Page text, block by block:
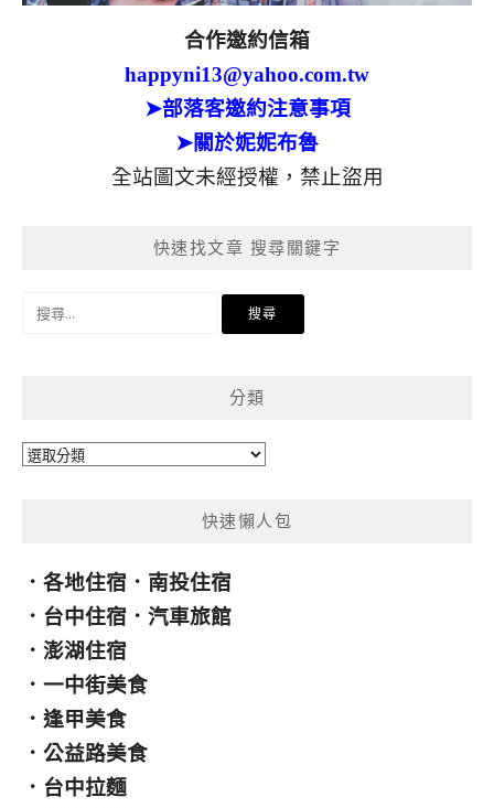
合作邀約信箱
happyni13@yahoo.com.tw
➤部落客邀約注意事項
➤關於妮妮布魯
全站圖文未經授權，禁止盜用
快速找文章 搜尋關鍵字
分類
分
快速懶人包
． 各地住宿 ． 南投住宿
． 台中住宿 ． 汽車旅館
． 澎湖住宿
． 一中街美食
． 逢甲美食
． 公益路美食
． 台中拉麵